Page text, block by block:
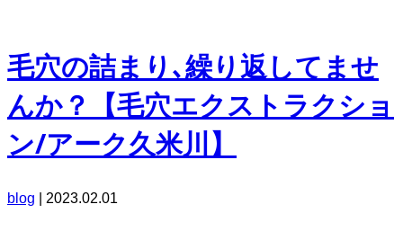
毛穴の詰まり､繰り返してませ
んか？【毛穴エクストラクショ
ン/アーク久米川】
blog 2023.02.01